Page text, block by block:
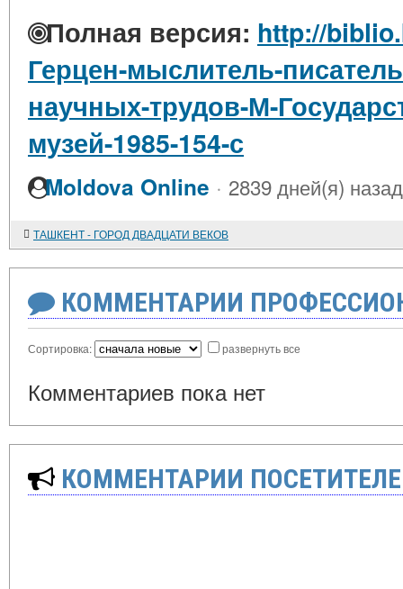
Полная версия: http://
Герцен-мыслитель-
научных-трудов-М-
музей-1985-154-с
Moldova Online · 2839 дней(я) назад
ТАШКЕНТ - ГОРОД ДВАДЦАТИ ВЕКОВ
КОММЕНТАРИИ
Сортировка: развернуть все
Комментариев пока нет
КОММЕНТАРИИ